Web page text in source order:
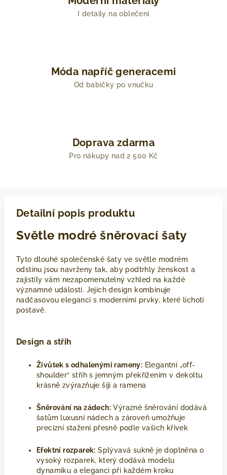
I detaily na oblečení
Móda napříč generacemi
Od babičky po vnučku
Doprava zdarma
Pro nákupy nad 2 500 Kč
Detailní popis produktu
Světle modré šněrovací šaty
Tyto dlouhé společenské šaty ve světle modrém
odstínu jsou navrženy tak, aby podtrhly ženskost a
zajistily vám nezapomenutelný vzhled na každé
významné události. Jejich design kombinuje
nadčasovou eleganci s moderními prvky, které lichotí
postavě.
Design a střih
Živůtek s odhalenými rameny: Elegantní „off-
shoulder“ střih s jemným překřížením v dekoltu
krásně zvýrazňuje šíji a ramena
Šněrování na zádech: Výrazné šněrování dodává
šatům luxusní nádech a zároveň umožňuje
precizní stažení přesně podle vašich křivek
Efektní rozparek: Splývavá sukně je doplněna o
vysoký rozparek, který dodává modelu
dynamiku a eleganci při každém kroku